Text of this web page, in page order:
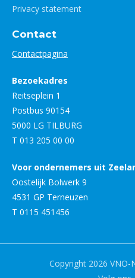
Privacy statement
Contact
Contactpagina
Bezoekadres
Reitseplein 1
Postbus 90154
5000 LG TILBURG
T 013 205 00 00
Voor ondernemers uit
Oostelijk Bolwerk 9
4531 GP Terneuzen
T 0115 451456
Copyright 2026 VNO-